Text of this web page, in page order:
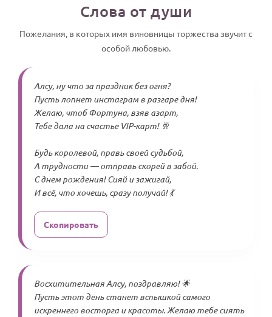
Слова от души
Пожелания, в которых имя виновницы торжества звучит с
особой любовью.
Алсу, ну что за праздник без огня?
Пусть лопнет инстаграм в разгаре дня!
Желаю, чтоб Фортуна, взяв азарт,
Тебе дала на счастье VIP-карт! 🥂
Будь королевой, правь своей судьбой,
А трудности — отправь скорей в забой.
С днем рождения! Сияй и зажигай,
И всё, что хочешь, сразу получай! 💃
Скопировать
Восхитительная Алсу, поздравляю! 🌟
Пусть этот день станет вспышкой самого
искреннего восторга и красоты. Желаю тебе сиять